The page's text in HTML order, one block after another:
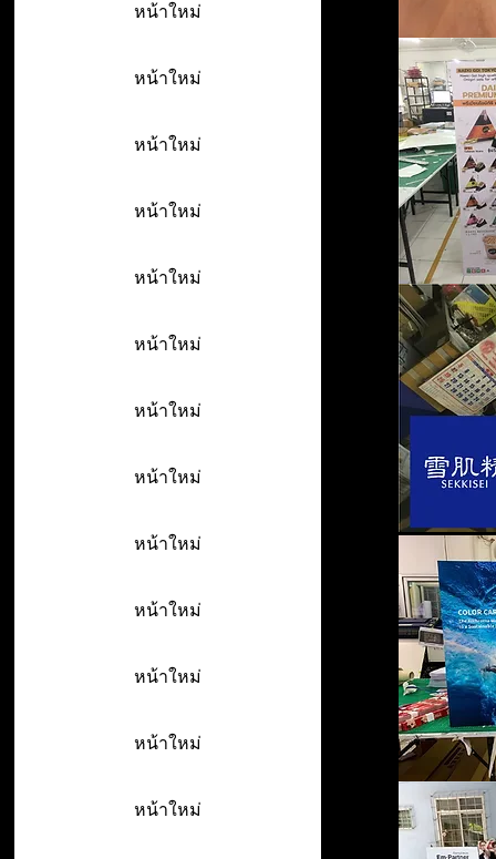
หน้าใหม่
หน้าใหม่
หน้าใหม่
หน้าใหม่
หน้าใหม่
หน้าใหม่
หน้าใหม่
หน้าใหม่
หน้าใหม่
หน้าใหม่
หน้าใหม่
หน้าใหม่
หน้าใหม่